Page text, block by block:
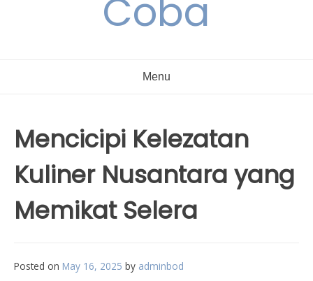
Coba
Menu
Mencicipi Kelezatan
Kuliner Nusantara yang
Memikat Selera
Posted on May 16, 2025 by adminbod